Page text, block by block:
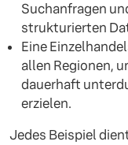
Suchanfragen
strukturierten
Eine
allen Regionen,
dauerhaft
erzielen.
Jedes Beispiel